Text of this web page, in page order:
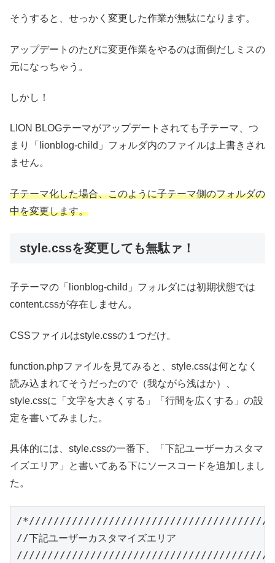
そうすると、せっかく変更した作業が無駄になります。
アップデートのたびに変更作業をやるのは面倒だしミスの
元になっちゃう。
しかし！
LION BLOGテーマがアップデートされても子テーマ、つ
まり「lionblog-child」フォルダ内のファイルは上書きされ
ません。
子テーマ化した場合、このように子テーマ側のフォルダの
中を変更します。
style.cssを変更しても無駄ァ！
子テーマの「lionblog-child」フォルダには初期状態では
content.cssが存在しません。
CSSファイルはstyle.cssの１つだけ。
function.phpファイルを見てみると、style.cssは何となく
読み込まれてそうだったので（我ながら浅はか）、
style.cssに「文字を大きくする」「行間を広くする」の設
定を書いてみました。
具体的には、style.cssの一番下、「下記ユーザーカスタマ
イズエリア」と書いてある下にソースコードを追加しまし
た。
/
//下記ユーザーカスタマイズエリア